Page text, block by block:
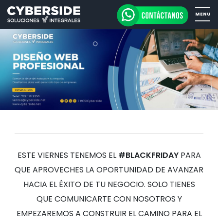
ESTE VIERNES TENEMOS EL #BLACKFRIDAYPARA
QUE APROVECHES LA OPORTUNIDAD DE AVANZAR
HACIA EL ÉXITO DE TU NEGOCIO. SOLO TIENES
QUE COMUNICARTE CON NOSOTROS Y
EMPEZAREMOS A CONSTRUIR EL CAMINO PARA EL